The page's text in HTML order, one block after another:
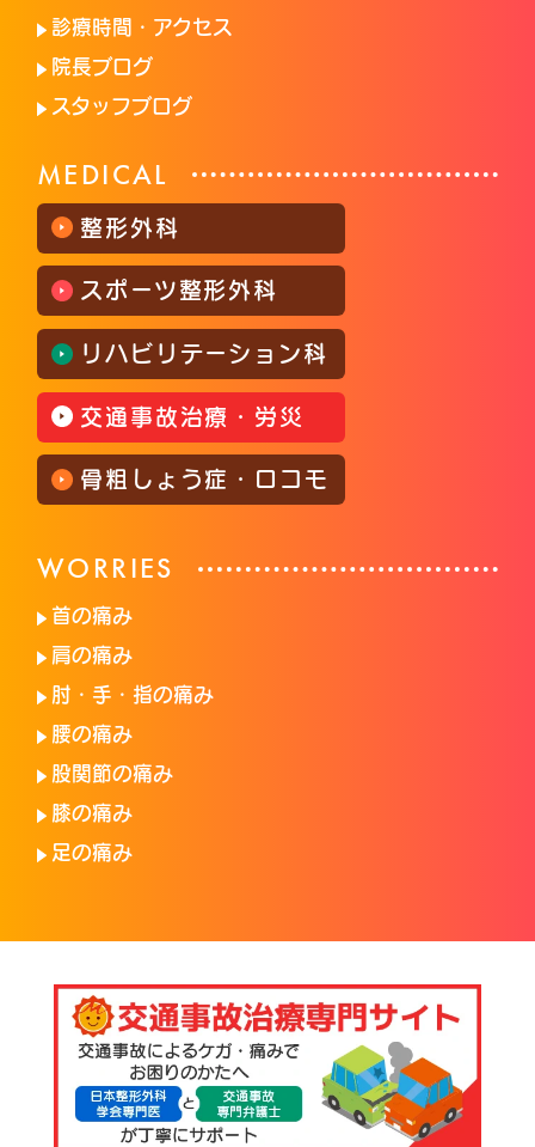
診療時間・アクセス
院長ブログ
スタッフブログ
MEDICAL
整形外科
スポーツ整形外科
リハビリテーション科
交通事故治療・労災
骨粗しょう症・ロコモ
WORRIES
首の痛み
肩の痛み
肘・手・指の痛み
腰の痛み
股関節の痛み
膝の痛み
足の痛み